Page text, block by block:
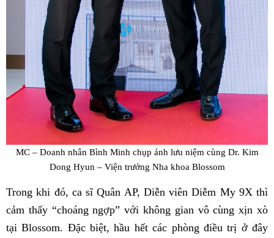
MC – Doanh nhân Bình Minh chụp ảnh lưu niệm cùng Dr. Kim
Dong Hyun – Viện trưởng Nha khoa Blossom
Trong khi đó, ca sĩ Quân AP, Diễn viên Diễm My 9X thì
cảm thấy “choáng ngợp” với không gian vô cùng xịn xò
tại Blossom. Đặc biệt, hầu hết các phòng điều trị ở đây